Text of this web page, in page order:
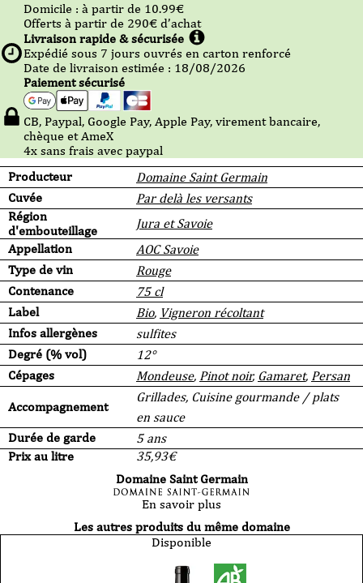
Producteur
Domaine Saint Germain
Cuvée
Par delà les versants
Région
d'embouteillage
Jura et Savoie
Appellation
AOC Savoie
Type de vin
Rouge
Contenance
75 cl
Label
Bio, Vigneron récoltant
Infos allergènes
sulfites
Degré (% vol)
12°
Cépages
Mondeuse, Pinot noir, Gamaret, Persan
Accompagnement
Grillades, Cuisine gourmande / plats
en sauce
Durée de garde
5 ans
Prix au litre
35,93€
Domicile : à partir de 10.99€
Offerts à partir de 290€ d’achat
Livraison rapide & sécurisée
Expédié sous 7 jours ouvrés en carton renforcé
Date de livraison estimée : 18/08/2026
Paiement sécurisé
CB, Paypal, Google Pay, Apple Pay, virement bancaire,
chèque et AmeX
4x sans frais avec paypal
Domaine Saint Germain
En savoir plus
Les autres produits du même domaine
Disponible